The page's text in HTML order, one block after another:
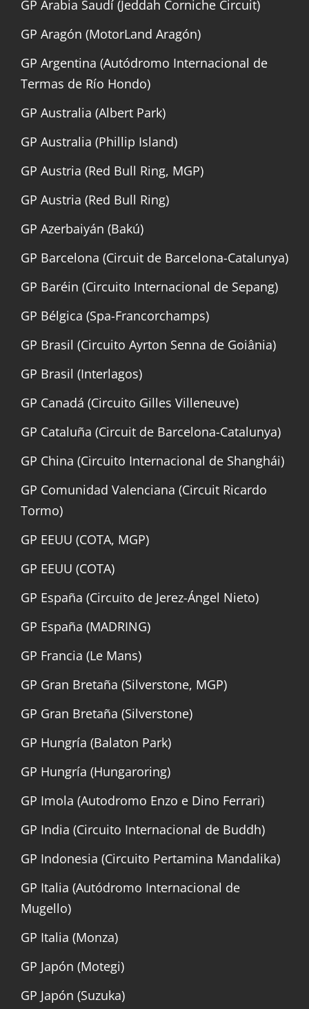
GP Arabia Saudí (Jeddah Corniche Circuit)
GP Aragón (MotorLand Aragón)
GP Argentina (Autódromo Internacional de
Termas de Río Hondo)
GP Australia (Albert Park)
GP Australia (Phillip Island)
GP Austria (Red Bull Ring, MGP)
GP Austria (Red Bull Ring)
GP Azerbaiyán (Bakú)
GP Barcelona (Circuit de Barcelona-Catalunya)
GP Baréin (Circuito Internacional de Sepang)
GP Bélgica (Spa-Francorchamps)
GP Brasil (Circuito Ayrton Senna de Goiânia)
GP Brasil (Interlagos)
GP Canadá (Circuito Gilles Villeneuve)
GP Cataluña (Circuit de Barcelona-Catalunya)
GP China (Circuito Internacional de Shanghái)
GP Comunidad Valenciana (Circuit Ricardo
Tormo)
GP EEUU (COTA, MGP)
GP EEUU (COTA)
GP España (Circuito de Jerez-Ángel Nieto)
GP España (MADRING)
GP Francia (Le Mans)
GP Gran Bretaña (Silverstone, MGP)
GP Gran Bretaña (Silverstone)
GP Hungría (Balaton Park)
GP Hungría (Hungaroring)
GP Imola (Autodromo Enzo e Dino Ferrari)
GP India (Circuito Internacional de Buddh)
GP Indonesia (Circuito Pertamina Mandalika)
GP Italia (Autódromo Internacional de
Mugello)
GP Italia (Monza)
GP Japón (Motegi)
GP Japón (Suzuka)